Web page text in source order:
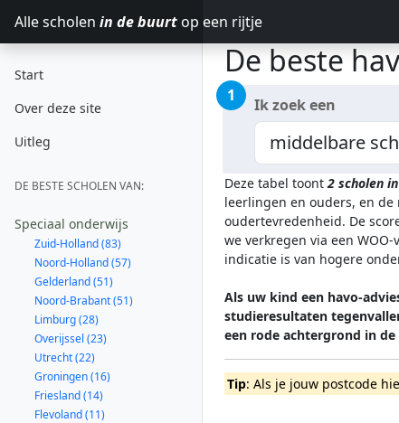
Alle scholen in de buurt op een rijtje
Start
Over deze site
Uitleg
DE BESTE SCHOLEN VAN:
Speciaal onderwijs
Zuid-Holland (83)
Noord-Holland (57)
Gelderland (51)
Noord-Brabant (51)
Limburg (28)
Overijssel (23)
Utrecht (22)
Groningen (16)
Friesland (14)
Flevoland (11)
De beste
1 Ik zoek een
Deze tabel toont2 scholen
leerlingen en ouders, en
oudertevredenheid. De
we verkregen via een
indicatie is van hogere
Als uw kind een havo-
studieresultaten
een rode achtergrond in
Tip: Als je jouw postcode